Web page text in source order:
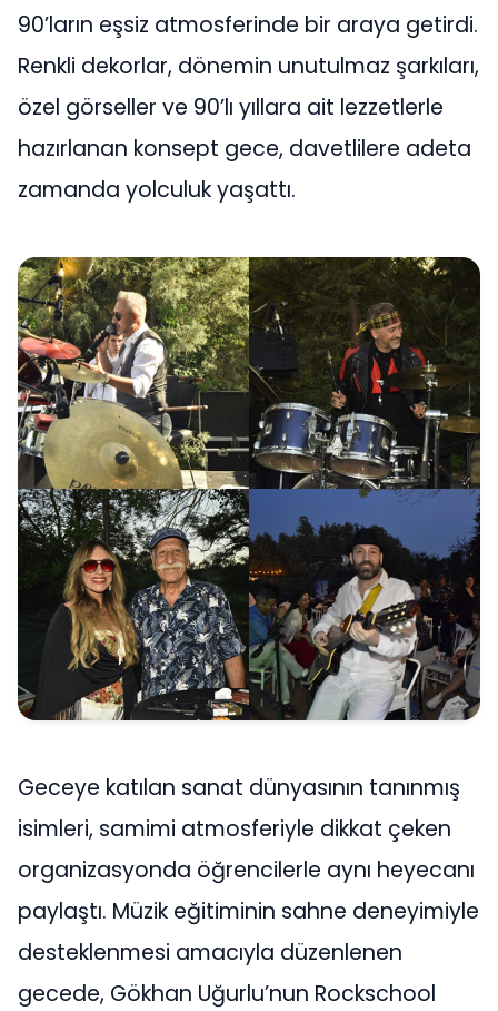
90’ların eşsiz atmosferinde bir araya getirdi.
Renkli dekorlar, dönemin unutulmaz şarkıları,
özel görseller ve 90’lı yıllara ait lezzetlerle
hazırlanan konsept gece, davetlilere adeta
zamanda yolculuk yaşattı.
Geceye katılan sanat dünyasının tanınmış
isimleri, samimi atmosferiyle dikkat çeken
organizasyonda öğrencilerle aynı heyecanı
paylaştı. Müzik eğitiminin sahne deneyimiyle
desteklenmesi amacıyla düzenlenen
gecede, Gökhan Uğurlu’nun Rockschool